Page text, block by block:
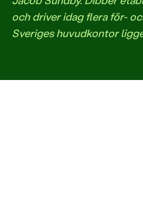
och driver idag flera för-
Sveriges huvudkontor